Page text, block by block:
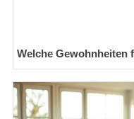
Welche Gewohnheiten